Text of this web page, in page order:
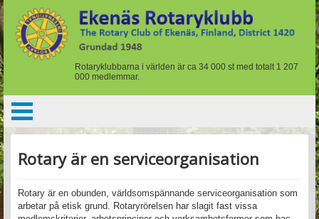
Rotaryklubbarna i världen är ca 34 000 st med totalt 1 207
000 medlemmar.
Rotary är en serviceorganisation
Rotary är en obunden, världsomspännande serviceorganisation som
arbetar på etisk grund. Rotaryrörelsen har slagit fast vissa